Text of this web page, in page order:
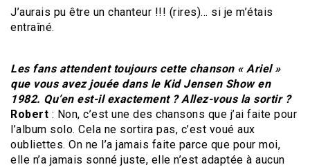
J’aurais pu être un chanteur !!! (rires)… si je m’étais
entraîné.
Les fans attendent toujours cette chanson « Ariel »
que vous avez jouée dans le Kid Jensen Show en
1982. Qu’en est-il exactement ? Allez-vous la sortir ?
Robert : Non, c’est une des chansons que j’ai faite pour
l’album solo. Cela ne sortira pas, c’est voué aux
oubliettes. On ne l’a jamais faite parce que pour moi,
elle n’a jamais sonné juste, elle n’est adaptée à aucun